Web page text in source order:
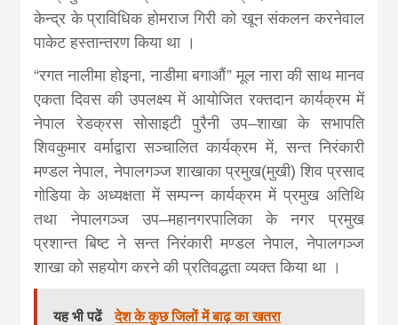
news,
khabar
केन्द्र के प्राविधिक होमराज गिरी को खून संकलन करनेवाल
पाकेट हस्तान्तरण किया था ।
“रगत नालीमा होइना,नाडीमा बगाऔं”मूल नारा की साथ मानव
एकता दिवस की उपलक्ष्य में आयोजित रक्तदान कार्यक्रम में
नेपाल रेडक्रस सोसाइटी पुरैनी उप–शाखा के सभापति
शिवकुमार वर्माद्वारा सञ्चालित कार्यक्रम में,सन्त निरंकारी
मण्डल नेपाल,नेपालगञ्ज शाखाका प्रमुख(मुखी) शिव प्रसाद
गोडिया के अध्यक्षता में सम्पन्न कार्यक्रम में प्रमुख अतिथि
तथा नेपालगञ्ज उप–महानगरपालिका के नगर प्रमुख
प्रशान्त बिष्ट ने सन्त निरंकारी मण्डल नेपाल,नेपालगञ्ज
शाखा को सहयोग करने की प्रतिवद्धता व्यक्त किया था ।
यह भी पढें देश के कुछ जिलों में बाढ़ का खतरा